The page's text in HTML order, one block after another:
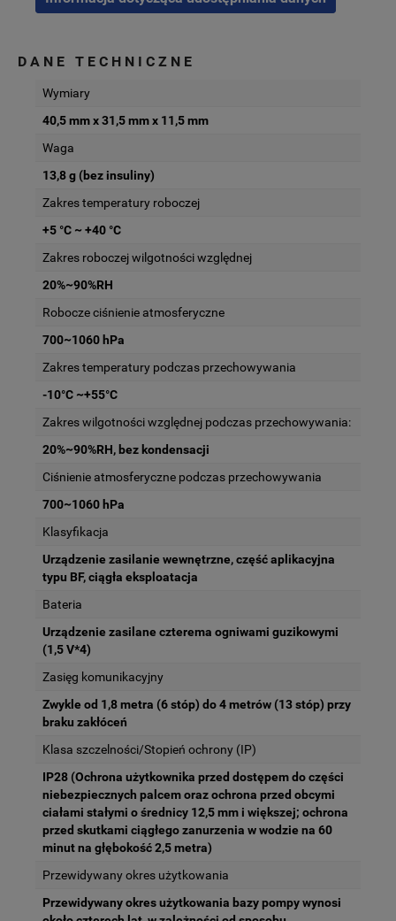
DANE TECHNICZNE
Wymiary
40,5 mm x 31,5 mm x 11,5 mm
Waga
13,8 g (bez insuliny)
Zakres temperatury roboczej
+5 °C ~ +40 °C
Zakres roboczej wilgotności względnej
20%~90%RH
Robocze ciśnienie atmosferyczne
700~1060 hPa
Zakres temperatury podczas przechowywania
-10°C ~+55°C
Zakres wilgotności względnej podczas przechowywania:
20%~90%RH, bez kondensacji
Ciśnienie atmosferyczne podczas przechowywania
700~1060 hPa
Klasyfikacja
Urządzenie zasilanie wewnętrzne, część aplikacyjna
typu BF, ciągła eksploatacja
Bateria
Urządzenie zasilane czterema ogniwami guzikowymi
(1,5 V*4)
Zasięg komunikacyjny
Zwykle od 1,8 metra (6 stóp) do 4 metrów (13 stóp) przy
braku zakłóceń
Klasa szczelności/Stopień ochrony (IP)
IP28 (Ochrona użytkownika przed dostępem do części
niebezpiecznych palcem oraz ochrona przed obcymi
ciałami stałymi o średnicy 12,5 mm i większej; ochrona
przed skutkami ciągłego zanurzenia w wodzie na 60
minut na głębokość 2,5 metra)
Przewidywany okres użytkowania
Przewidywany okres użytkowania bazy pompy wynosi